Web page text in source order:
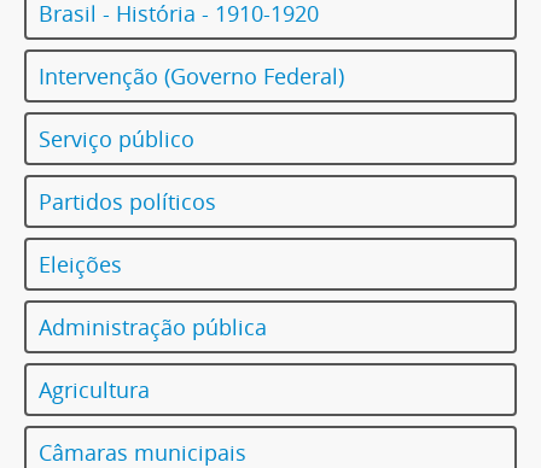
Brasil - História - 1910-1920
Intervenção (Governo Federal)
Serviço público
Partidos políticos
Eleições
Administração pública
Agricultura
Câmaras municipais